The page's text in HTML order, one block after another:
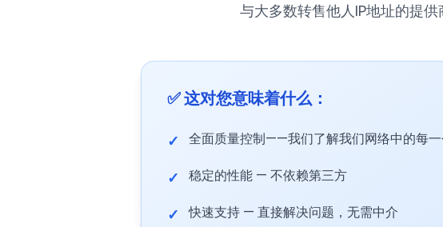
与大多数转售他人IP地址的提
✅ 这对您意味着什么：
✓ 全面质量控制——我们了解我们网络中的每
✓ 稳定的性能 — 不依赖第三方
✓ 快速支持 — 直接解决问题，无需中介